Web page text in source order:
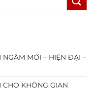
MỚI – HIỆN ĐẠI –
CHO KHÔNG GIAN